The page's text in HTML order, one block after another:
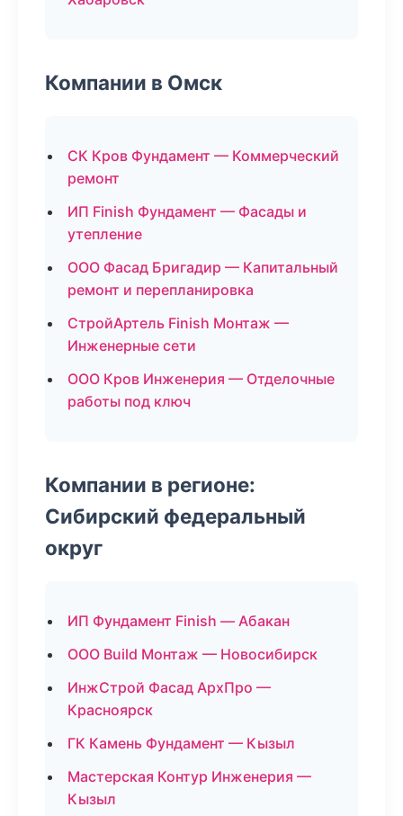
Компании в Омск
СК Кров Фундамент — Коммерческий
ремонт
ИП Finish Фундамент — Фасады и
утепление
ООО Фасад Бригадир — Капитальный
ремонт и перепланировка
СтройАртель Finish Монтаж —
Инженерные сети
ООО Кров Инженерия — Отделочные
работы под ключ
Компании в регионе:
Сибирский федеральный
округ
ИП Фундамент Finish — Абакан
ООО Build Монтаж — Новосибирск
ИнжСтрой Фасад АрхПро —
Красноярск
ГК Камень Фундамент — Кызыл
Мастерская Контур Инженерия —
Кызыл